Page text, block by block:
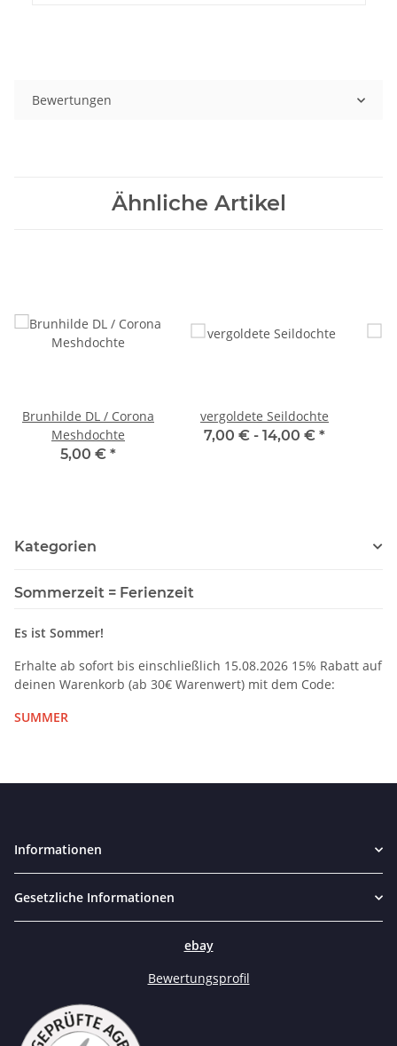
Bewertungen
Ähnliche Artikel
Brunhilde DL / Corona
Meshdochte
5,00 € *
vergoldete Seildochte
7,00 € - 14,00 € *
Kategorien
Sommerzeit = Ferienzeit
Es ist Sommer!
Erhalte ab sofort bis einschließlich 15.08.2026 15% Rabatt auf
deinen Warenkorb (ab 30€ Warenwert) mit dem Code:
SUMMER
Informationen
Gesetzliche Informationen
ebay
Bewertungsprofil